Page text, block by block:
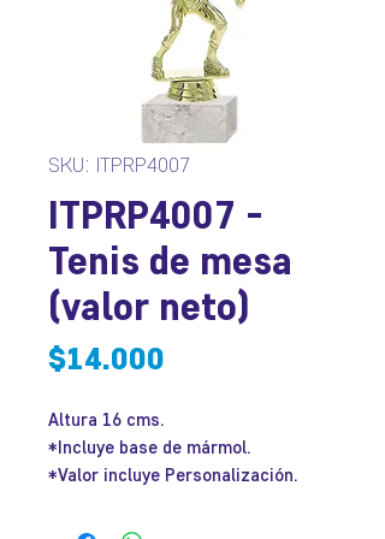
SKU: ITPRP4007
ITPRP4007 -
Tenis de mesa
(valor neto)
$14.000
Altura 16 cms.
*Incluye base de mármol.
*Valor incluye Personalización.